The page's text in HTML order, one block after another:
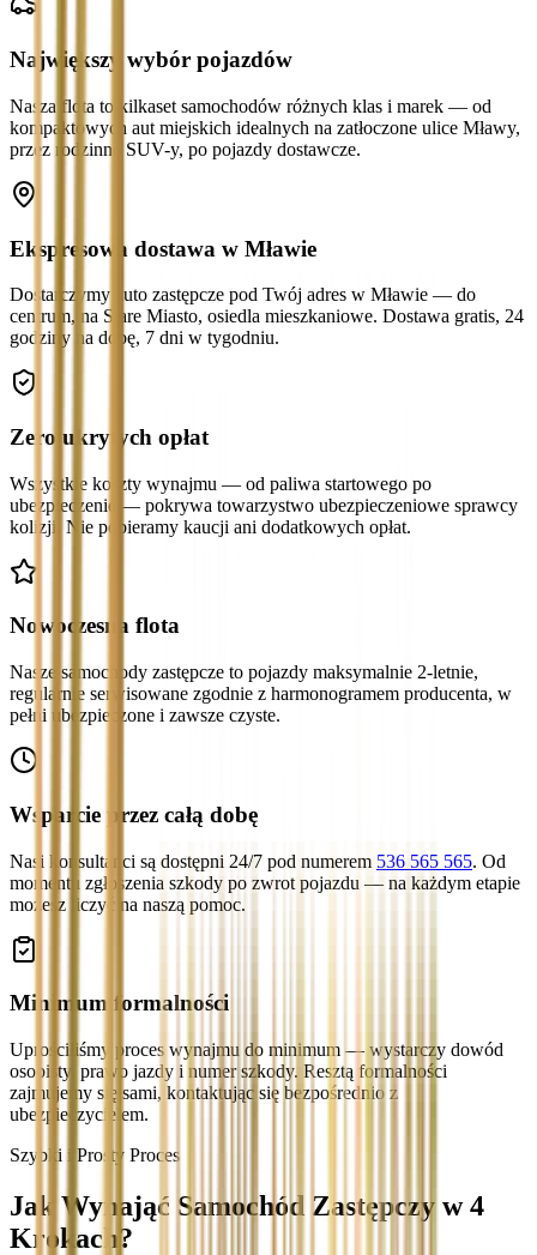
Największy wybór pojazdów
Nasza flota to kilkaset samochodów różnych klas i marek — od
kompaktowych aut miejskich idealnych na zatłoczone ulice Mławy,
przez rodzinne SUV-y, po pojazdy dostawcze.
Ekspresowa dostawa w Mławie
Dostarczymy auto zastępcze pod Twój adres w Mławie — do
centrum, na Stare Miasto, osiedla mieszkaniowe. Dostawa gratis, 24
godziny na dobę, 7 dni w tygodniu.
Zero ukrytych opłat
Wszystkie koszty wynajmu — od paliwa startowego po
ubezpieczenie — pokrywa towarzystwo ubezpieczeniowe sprawcy
kolizji. Nie pobieramy kaucji ani dodatkowych opłat.
Nowoczesna flota
Nasze samochody zastępcze to pojazdy maksymalnie 2-letnie,
regularnie serwisowane zgodnie z harmonogramem producenta, w
pełni ubezpieczone i zawsze czyste.
Wsparcie przez całą dobę
Nasi konsultanci są dostępni 24/7 pod numerem 536 565 565. Od
momentu zgłoszenia szkody po zwrot pojazdu — na każdym etapie
możesz liczyć na naszą pomoc.
Minimum formalności
Uprościliśmy proces wynajmu do minimum — wystarczy dowód
osobisty, prawo jazdy i numer szkody. Resztą formalności
zajmujemy się sami, kontaktując się bezpośrednio z
ubezpieczycielem.
Szybki i Prosty Proces
Jak Wynająć Samochód Zastępczy w 4
Krokach?